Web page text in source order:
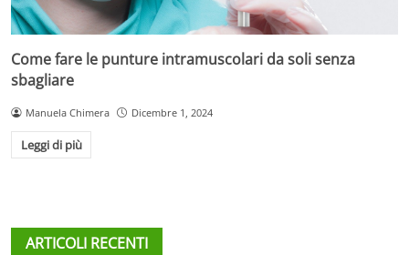
Come fare le punture intramuscolari da soli senza
sbagliare
Manuela Chimera Dicembre 1, 2024
Leggi di più
ARTICOLI RECENTI